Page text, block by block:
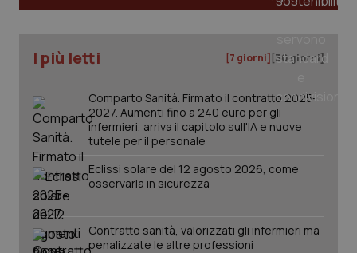
I più letti [7 giorni] [30 giorni]
Comparto Sanità. Firmato il contratto 2025-
2027. Aumenti fino a 240 euro per gli
infermieri, arriva il capitolo sull'IA e nuove
tutele per il personale
Eclissi solare del 12 agosto 2026, come
osservarla in sicurezza
Contratto sanità, valorizzati gli infermieri ma
penalizzate le altre professioni